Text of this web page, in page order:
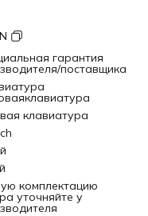
гарантия
поставщика
клавиатура
комплектацию
уточняйте у